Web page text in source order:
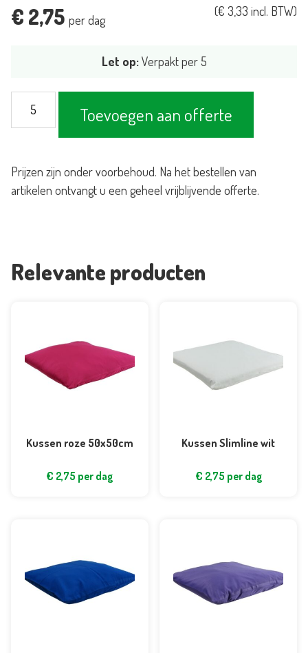
€ 2,75 per dag
(€ 3,33 incl. BTW)
Let op:Verpakt per 5
oranje
Toevoegen aan offerte
Prijzen zijn onder voorbehoud. Na het bestellen van
artikelen ontvangt u een geheel vrijblijvende offerte.
Relevante producten
Kussen roze 50x50cm
€ 2,75 per dag
Kussen Slimline wit
€ 2,75 per dag